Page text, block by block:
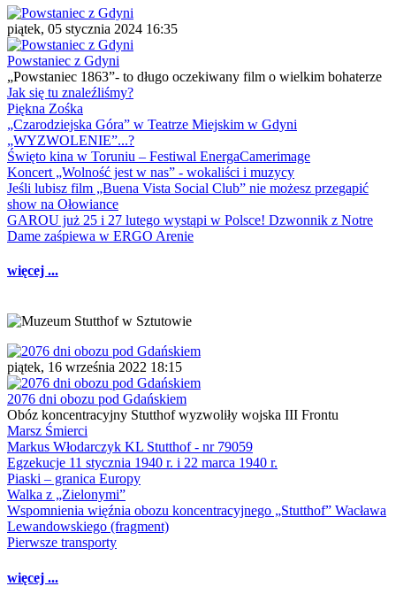
piątek, 05 stycznia 2024 16:35
Powstaniec z Gdyni
„Powstaniec 1863”- to długo oczekiwany film o wielkim bohaterze
Jak się tu znaleźliśmy?
Piękna Zośka
„Czarodziejska Góra” w Teatrze Miejskim w Gdyni
„WYZWOLENIE”...?
Święto kina w Toruniu – Festiwal EnergaCamerimage
Koncert „Wolność jest w nas” - wokaliści i muzycy
Jeśli lubisz film „Buena Vista Social Club” nie możesz przegapić
show na Ołowiance
GAROU już 25 i 27 lutego wystąpi w Polsce! Dzwonnik z Notre
Dame zaśpiewa w ERGO Arenie
więcej ...
piątek, 16 września 2022 18:15
2076 dni obozu pod Gdańskiem
Obóz koncentracyjny Stutthof wyzwoliły wojska III Frontu
Marsz Śmierci
Markus Włodarczyk KL Stutthof - nr 79059
Egzekucje 11 stycznia 1940 r. i 22 marca 1940 r.
Piaski – granica Europy
Walka z „Zielonymi”
Wspomnienia więźnia obozu koncentracyjnego „Stutthof” Wacława
Lewandowskiego (fragment)
Pierwsze transporty
więcej ...